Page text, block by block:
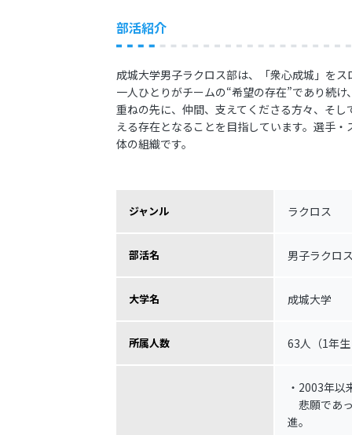
部活紹介
成城大学男子ラクロス部は、「衆心成城」を
一人ひとりがチームの“希望の存在”であり続
重ねの先に、仲間、支えてくださる方々、そ
える存在となることを目指しています。選手
体の組織です。
ジャンル ラクロス
部活名 男子ラクロ
大学名 成城大学
所属人数 63人（1年
・2003年
悲願であ
進。